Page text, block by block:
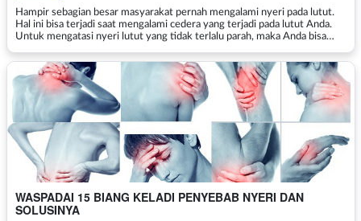
Hampir sebagian besar masyarakat pernah mengalami nyeri pada lutut.
Hal ini bisa terjadi saat mengalami cedera yang terjadi pada lutut Anda.
Untuk mengatasi nyeri lutut yang tidak terlalu parah, maka Anda bisa
WASPADAI 15 BIANG KELADI PENYEBAB NYERI DAN
SOLUSINYA